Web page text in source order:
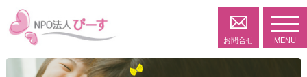
お問合せ MENU